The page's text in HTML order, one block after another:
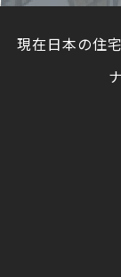
現在日本の住